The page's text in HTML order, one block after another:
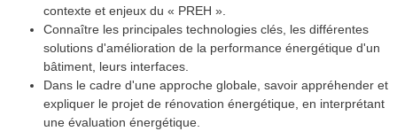
contexte et enjeux du « PREH ».
Connaître les principales technologies clés, les différentes
solutions d'amélioration de la performance énergétique d'un
bâtiment, leurs interfaces.
Dans le cadre d'une approche globale, savoir appréhender et
expliquer le projet de rénovation énergétique, en interprétant
une évaluation énergétique.